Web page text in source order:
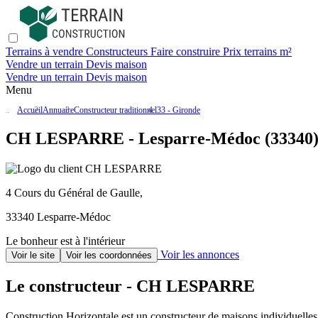
Terrains à vendre Constructeurs Faire construire Prix terrains m²
Vendre un terrain Devis maison
Vendre un terrain Devis maison
Menu
AccueilAnnuaireConstructeur traditionnel33 - Gironde
CH LESPARRE - Lesparre-Médoc (33340)
4 Cours du Général de Gaulle,
33340 Lesparre-Médoc
Le bonheur est à l'intérieur
Voir le site Voir les coordonnées Voir les annonces
Le constructeur - CH LESPARRE